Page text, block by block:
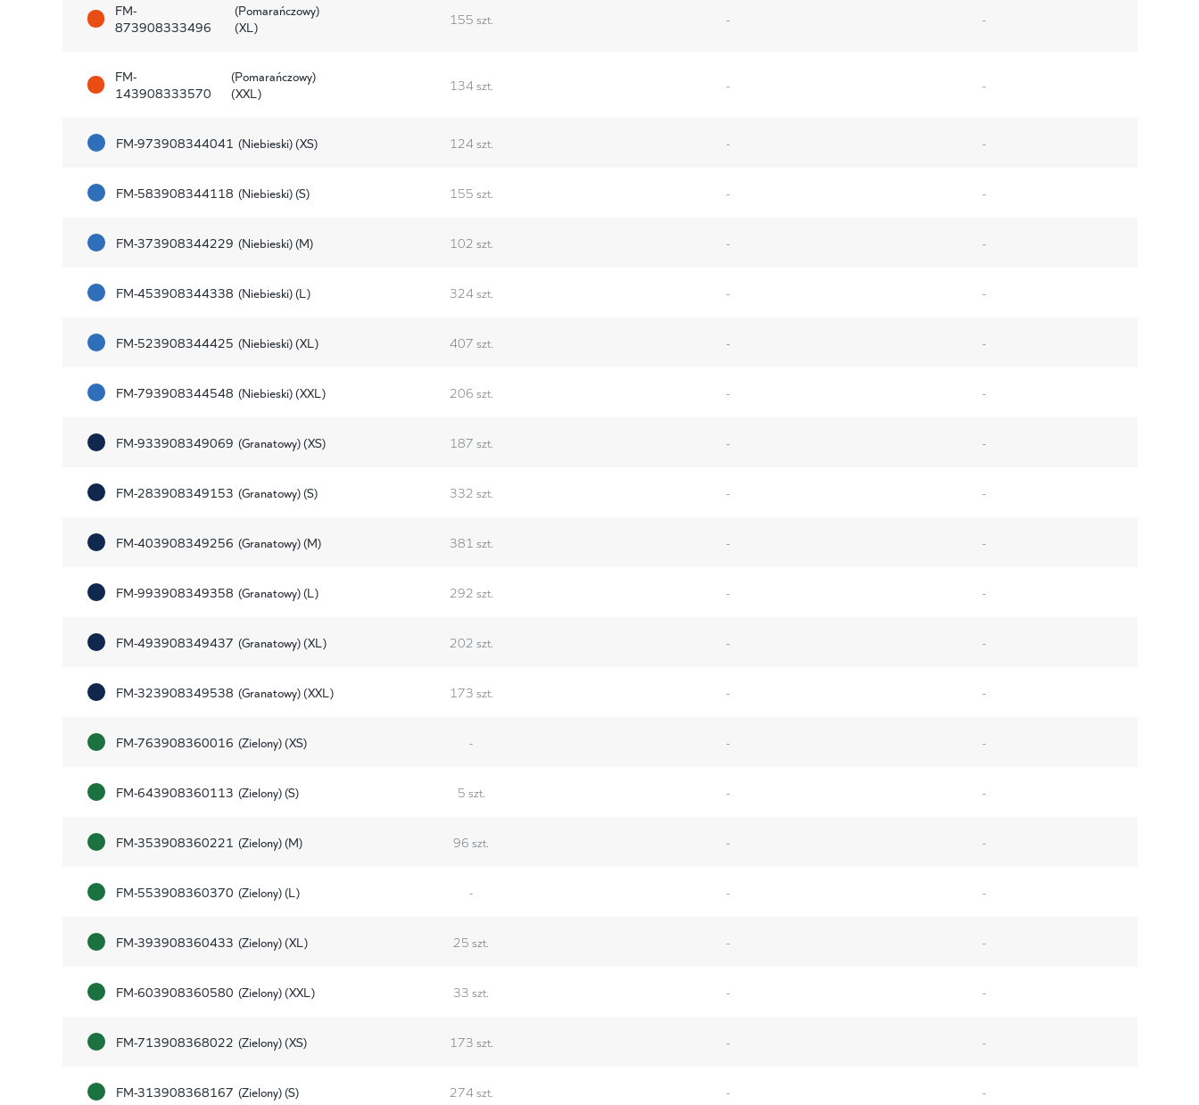
FM-
873908333496
(Pomarańczowy)
(XL)
155 szt. - -
FM-
143908333570
(Pomarańczowy)
(XXL)
134 szt. - -
FM-973908344041 (Niebieski) (XS) 124 szt. - -
FM-583908344118 (Niebieski) (S) 155 szt. - -
FM-373908344229 (Niebieski) (M) 102 szt. - -
FM-453908344338 (Niebieski) (L) 324 szt. - -
FM-523908344425 (Niebieski) (XL) 407 szt. - -
FM-793908344548 (Niebieski) (XXL) 206 szt. - -
FM-933908349069 (Granatowy) (XS) 187 szt. - -
FM-283908349153 (Granatowy) (S) 332 szt. - -
FM-403908349256 (Granatowy) (M) 381 szt. - -
FM-993908349358 (Granatowy) (L) 292 szt. - -
FM-493908349437 (Granatowy) (XL) 202 szt. - -
FM-323908349538 (Granatowy) (XXL) 173 szt. - -
FM-763908360016 (Zielony) (XS) - - -
FM-643908360113 (Zielony) (S) 5 szt. - -
FM-353908360221 (Zielony) (M) 96 szt. - -
FM-553908360370 (Zielony) (L) - - -
FM-393908360433 (Zielony) (XL) 25 szt. - -
FM-603908360580 (Zielony) (XXL) 33 szt. - -
FM-713908368022 (Zielony) (XS) 173 szt. - -
FM-313908368167 (Zielony) (S) 274 szt. - -